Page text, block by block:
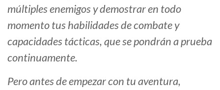
múltiples enemigos y demostrar en todo
momento tus habilidades de combate y
capacidades tácticas, que se pondrán a prueba
continuamente.
Pero antes de empezar con tu aventura,